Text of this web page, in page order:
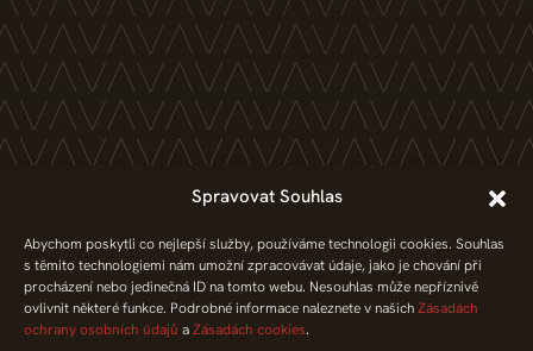
Spravovat Souhlas
Abychom poskytli co nejlepší služby, používáme technologii cookies. Souhlas
s těmito technologiemi nám umožní zpracovávat údaje, jako je chování při
procházení nebo jedinečná ID na tomto webu. Nesouhlas může nepříznivě
ovlivnit některé funkce. Podrobné informace naleznete v našichZásadách
ochrany osobních údajů aZásadách cookies.
Bez práce nejsou koláče. Pracujte v pekárně.